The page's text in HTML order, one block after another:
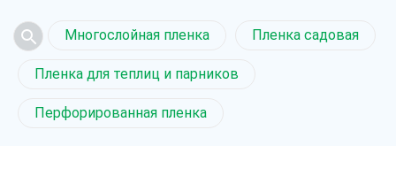
Многослойная пленка Пленка садовая
Пленка для теплиц и парников
Перфорированная пленка